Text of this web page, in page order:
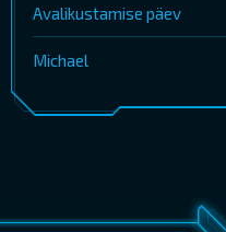
Avalikustamise päev
Michael